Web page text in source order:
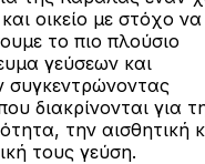
οικείο με στόχο να
το πιο πλούσιο
γεύσεων και
διακρίνονται για
την αισθητική
τους γεύση.